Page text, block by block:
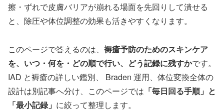
擦・ずれで皮膚バリアが崩れる場面を先回りして潰せる
と、除圧や体位調整の効果も活きやすくなります。
このページで答えるのは、 褥瘡予防のためのスキンケア
を、いつ・何を・どの順で行い、どう記録に残すかです。
IAD と褥瘡の詳しい鑑別、 Braden 運用、体位変換全体の
設計は別記事へ分け、このページでは 「毎日回る手順」と
「最小記録」 に絞って整理します。